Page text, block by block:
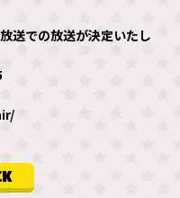
送での放送が決定いたし